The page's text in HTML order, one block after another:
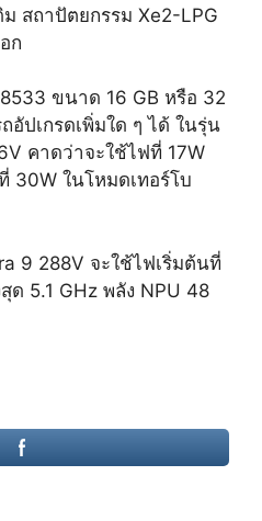
สถาปัตยกรรม Xe2-LPG
ก
ขนาด 16 GB หรือ 32
อัปเกรดเพิ่มใด ๆ ได้ ในรุ่น
คาดว่าจะใช้ไฟที่ 17W
30W ในโหมดเทอร์โบ
9 288V จะใช้ไฟเริ่มต้นที่
ด 5.1 GHz พลัง NPU 48